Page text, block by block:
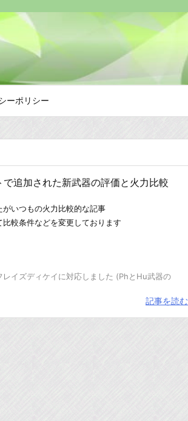
ーポリシー
追加された新武器の評価と火力比較
いつもの火力比較的な記事
較条件などを変更しております
レイズディケイに対応しました (PhとHu武器の
記事を読む